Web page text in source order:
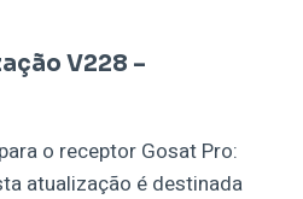
V228 –
o receptor Gosat Pro:
atualização é destinada